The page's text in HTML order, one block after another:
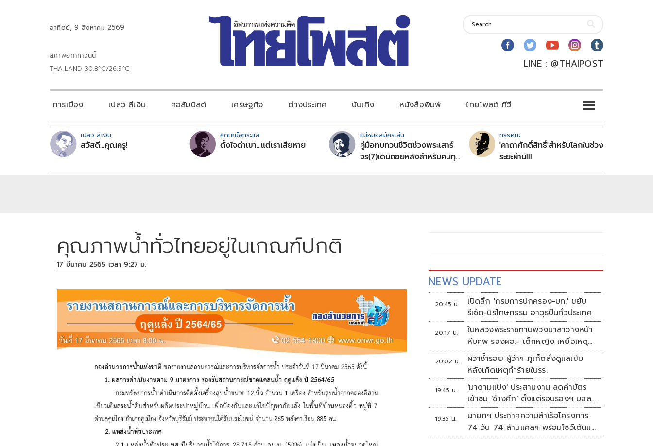
อาทิตย์, 9 สิงหาคม 2569
สภาพอากาศวันนี้
THAILAND 30.8°C/26.5°C
LINE : @THAIPOST
การเมือง เปลว สีเงิน คอลัมนิสต์ เศรษฐกิจ ต่างประเทศ บันเทิง หนังสือพิมพ์ ไทยโพสต์ ทีวี
เปลว สีเงิน
สวัสดี...คุณครู!
คิดเหนือกระแส
ตั้งใจด่าเขา...แต่เราเสียหาย
แม่หมอสมัครเล่น
คู่มือทบทวนชีวิตช่วงพระเสาร์
จร(7)เดินถอยหลังสำหรับคนทุก
ทรรศนะ
'คาถาศักดิ์สิทธิ์'สำหรับโลกในช่วง
ระยะผ่าน!!!
คุณภาพน้ำทั่วไทยอยู่ในเกณฑ์ปกติ
17 มีนาคม 2565 เวลา 9:27 น.
NEWS UPDATE
20:45 น.
เปิดลึก 'กรมการปกครอง-มท.' ขยับ
รีเซ็ต-นิรโทษกรรม อาวุธปืนทั่วประเทศ
20:17 น.
ในหลวงพระราชทานพวงมาลาวางหน้า
หีบศพ รองผอ.- เด็กหญิง เหยื่อเหตุก
ราดยิง
20:02 น.
ผวาซ้ำรอย ผู้ว่าฯ ภูเก็ตสั่งดูแลเข้ม
หลังเกิดเหตุทำร้ายในรร.
19:45 น.
'มาดามแป้ง' ประสานงาน ลดค่าบัตร
เข้าชม 'ช้างศึก' ตั้งแต่รอบรองฯ บอล
อาเซียน
19:35 น.
นายกฯ ประกาศความสำเร็จโครงการ
74 วัน 74 ล้านแคลฯ พร้อมโชว์เต้นแอ
โรบิก